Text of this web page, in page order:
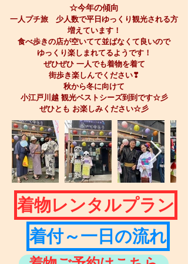
☆今年の傾向
一人プチ旅 少人数で平日ゆっくり観光される方
増えています！
食べ歩きの店が空いてて並ばなくて良いので
ゆっくり楽しまれてるようです！
ぜひぜひ 一人でも着物を着て
街歩き楽しんでください❣
秋から冬に向けて
小江戸川越 観光ベストシーズ到到です☆彡
ぜひとも お楽しみください☆彡
着物レンタルプラン
着付～一日の流れ